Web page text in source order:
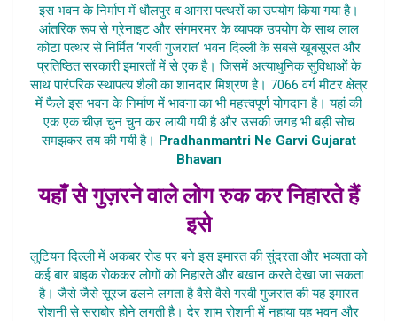
इस भवन के निर्माण में धौलपुर व आगरा पत्थरों का उपयोग किया गया है।
आंतरिक रूप से ग्रेनाइट और संगमरमर के व्यापक उपयोग के साथ लाल
कोटा पत्थर से निर्मित ‘गरवी गुजरात’ भवन दिल्ली के सबसे खूबसूरत और
प्रतिष्ठित सरकारी इमारतों में से एक है। जिसमें अत्याधुनिक सुविधाओं के
साथ पारंपरिक स्थापत्य शैली का शानदार मिश्रण है। 7066 वर्ग मीटर क्षेत्र
में फैले इस भवन के निर्माण में भावना का भी महत्त्वपूर्ण योगदान है। यहां की
एक एक चीज़ चुन चुन कर लायी गयी है और उसकी जगह भी बड़ी सोच
समझकर तय की गयी है। Pradhanmantri Ne Garvi Gujarat
Bhavan
यहाँ से गुज़रने वाले लोग रुक कर निहारते हैं
इसे
लुटियन दिल्ली में अकबर रोड पर बने इस इमारत की सुंदरता और भव्यता को
कई बार बाइक रोककर लोगों को निहारते और बखान करते देखा जा सकता
है। जैसे जैसे सूरज ढलने लगता है वैसे वैसे गरवी गुजरात की यह इमारत
रोशनी से सराबोर होने लगती है। देर शाम रोशनी में नहाया यह भवन और